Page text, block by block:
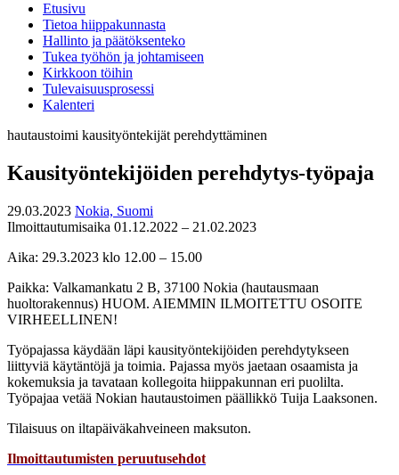
Etusivu
Tietoa hiippakunnasta
Hallinto ja päätöksenteko
Tukea työhön ja johtamiseen
Kirkkoon töihin
Tulevaisuusprosessi
Kalenteri
hautaustoimi kausityöntekijät perehdyttäminen
Kausityöntekijöiden perehdytys-työpaja
29.03.2023 Nokia, Suomi
Ilmoittautumisaika 01.12.2022 – 21.02.2023
Aika: 29.3.2023 klo 12.00 – 15.00
Paikka: Valkamankatu 2 B, 37100 Nokia (hautausmaan
huoltorakennus) HUOM. AIEMMIN ILMOITETTU OSOITE
VIRHEELLINEN!
Työpajassa käydään läpi kausityöntekijöiden perehdytykseen
liittyviä käytäntöjä ja toimia. Pajassa myös jaetaan osaamista ja
kokemuksia ja tavataan kollegoita hiippakunnan eri puolilta.
Työpajaa vetää Nokian hautaustoimen päällikkö Tuija Laaksonen.
Tilaisuus on iltapäiväkahveineen maksuton.
Ilmoittautumisten peruutusehdot